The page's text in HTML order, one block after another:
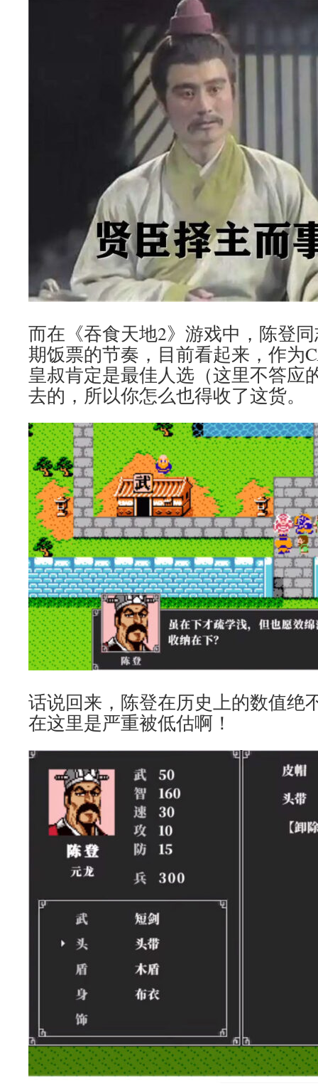
而在《吞食天地2》游戏中，陈登
期饭票的节奏，目前看起来，作为
皇叔肯定是最佳人选（这里不答应
去的，所以你怎么也得收了这货。
话说回来，陈登在历史上的数值绝
在这里是严重被低估啊！